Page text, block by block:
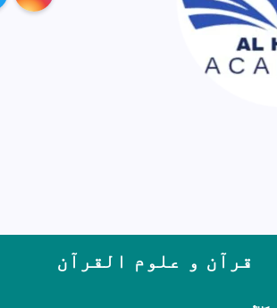
قرآن و علوم القرآن